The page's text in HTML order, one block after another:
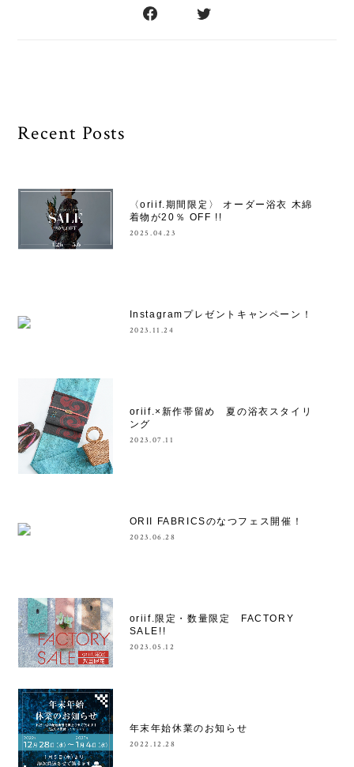
Recent Posts
〈oriif.期間限定〉 オーダー浴衣 木綿
着物が20％ OFF !!
2025.04.23
Instagramプレゼントキャンペーン！
2023.11.24
oriif.×新作帯留め 夏の浴衣スタイリ
ング
2023.07.11
ORII FABRICSのなつフェス開催！
2023.06.28
oriif.限定・数量限定 FACTORY
SALE!!
2023.05.12
年末年始休業のお知らせ
2022.12.28